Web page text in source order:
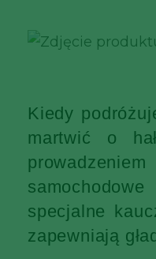
Kiedy
martwić o
specjalne
zapewniają